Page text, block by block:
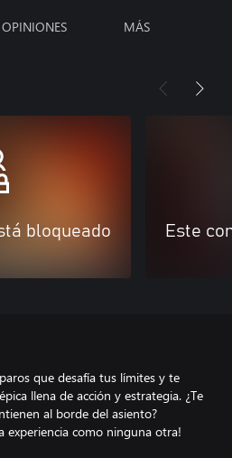
OPINIONES MÁS
bloqueado Este
que desafía tus límites y te
llena de acción y estrategia. ¿Te
al borde del asiento?
experiencia como ninguna otra!